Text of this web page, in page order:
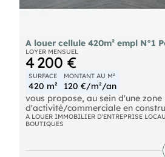
A louer cellule 420m² empl N°1
LOYER MENSUEL
4 200 €
SURFACE
420 m²
MONTANT AU M²
120 €/m²/an
vous propose, au sein d'une zone
d'activité/commerciale en
enveloppant la BIOCOOP de
cellule d'activité (CELLULE
futur d'achèvement, développant
420 m2 livrée brut, réseaux et
A LOUER IMMOBILIER D'ENTREPRISE
BOUTIQUES